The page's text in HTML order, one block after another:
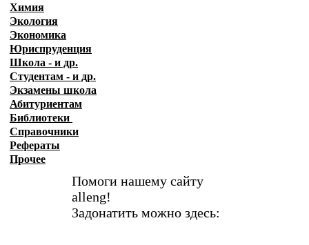
Химия
Экология
Экономика
Юриспруденция
Школа - и др.
Студентам - и др.
Экзамены школа
Абитуриентам
Библиотеки
Справочники
Рефераты
Прочее
Помоги нашему сайту
alleng!
Задонатить можно здесь: